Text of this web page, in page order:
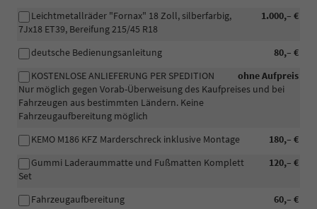
1.000,– €
Leichtmetallräder "Fornax" 18 Zoll, silberfarbig,
7Jx18 ET39, Bereifung 215/45 R18
80,– €
deutsche Bedienungsanleitung
ohne Aufpreis
KOSTENLOSE ANLIEFERUNG PER SPEDITION
Nur möglich gegen Vorab-Überweisung des Kaufpreises und bei
Fahrzeugen aus bestimmten Ländern. Keine
Fahrzeugaufbereitung möglich
180,– €
KEMO M186 KFZ Marderschreck inklusive Montage
120,– €
Gummi Laderaummatte und Fußmatten Komplett
Set
60,– €
Fahrzeugaufbereitung